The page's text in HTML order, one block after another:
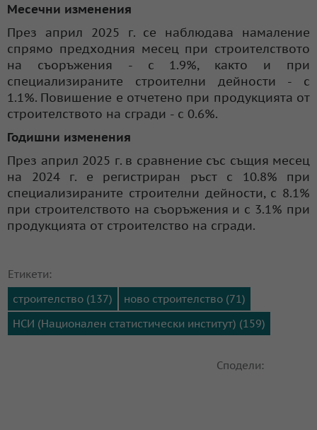
Месечни изменения
През април 2025 г. се наблюдава намаление
спрямо предходния месец при строителството
на съоръжения - с 1.9%, както и при
специализираните строителни дейности - с
1.1%. Повишение е отчетено при продукцията от
строителството на сгради - с 0.6%.
Годишни изменения
През април 2025 г. в сравнение със същия месец
на 2024 г. е регистриран ръст с 10.8% при
специализираните строителни дейности, с 8.1%
при строителството на съоръжения и с 3.1% при
продукцията от строителство на сгради.
Етикети:
строителство (137)
ново строителство (71)
НСИ (Национален статистически институт) (159)
Сподели: